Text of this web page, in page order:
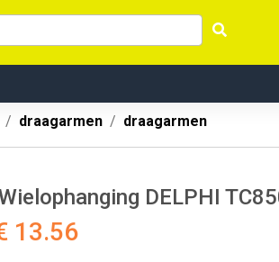
draagarmen draagarmen
DELPHI
13.56